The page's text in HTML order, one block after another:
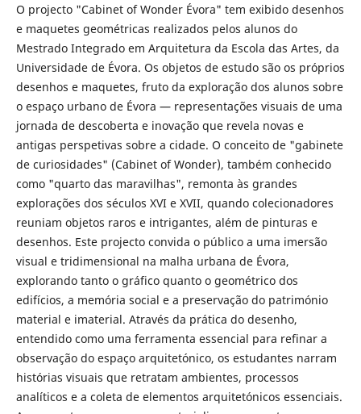
O projecto "Cabinet of Wonder Évora" tem exibido desenhos
e maquetes geométricas realizados pelos alunos do
Mestrado Integrado em Arquitetura da Escola das Artes, da
Universidade de Évora. Os objetos de estudo são os próprios
desenhos e maquetes, fruto da exploração dos alunos sobre
o espaço urbano de Évora — representações visuais de uma
jornada de descoberta e inovação que revela novas e
antigas perspetivas sobre a cidade. O conceito de "gabinete
de curiosidades" (Cabinet of Wonder), também conhecido
como "quarto das maravilhas", remonta às grandes
explorações dos séculos XVI e XVII, quando colecionadores
reuniam objetos raros e intrigantes, além de pinturas e
desenhos. Este projecto convida o público a uma imersão
visual e tridimensional na malha urbana de Évora,
explorando tanto o gráfico quanto o geométrico dos
edifícios, a memória social e a preservação do património
material e imaterial. Através da prática do desenho,
entendido como uma ferramenta essencial para refinar a
observação do espaço arquitetónico, os estudantes narram
histórias visuais que retratam ambientes, processos
analíticos e a coleta de elementos arquitetónicos essenciais.